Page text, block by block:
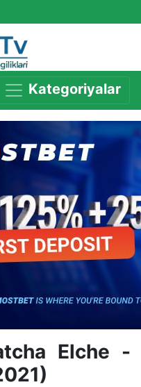
Kategoriyalar
Elche -